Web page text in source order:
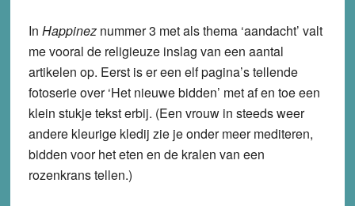
In Happineznummer 3 met als thema ‘aandacht’ valt
me vooral de religieuze inslag van een aantal
artikelen op. Eerst is er een elf pagina’s tellende
fotoserie over ‘Het nieuwe bidden’ met af en toe een
klein stukje tekst erbij. (Een vrouw in steeds weer
andere kleurige kledij zie je onder meer mediteren,
bidden voor het eten en de kralen van een
rozenkrans tellen.)